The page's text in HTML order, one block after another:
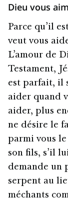
Dieu vous
Parce qu’il
veut vous
L’amour de
Testament,
est parfait, il
aider quand
aider, plus
ne désire le
parmi vous
son fils, s’il
demande un
serpent au
méchants